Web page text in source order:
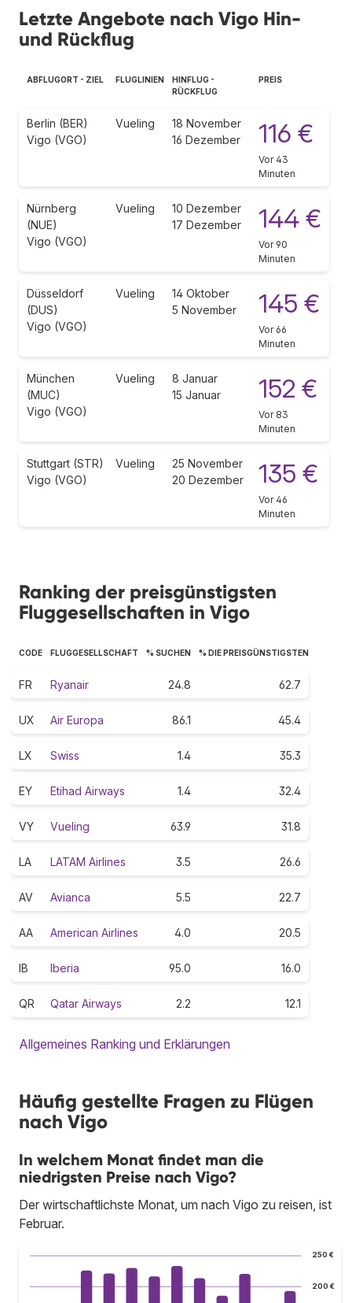
Letzte Angebote nach Vigo Hin-
und Rückflug
ABFLUGORT - ZIEL FLUGLINIEN
HINFLUG -
RÜCKFLUG
PREIS
Berlin (BER)
Vigo (VGO)
Vueling
18 November
16 Dezember
116 €
Vor 43
Minuten
Nürnberg
(NUE)
Vigo (VGO)
Vueling
10 Dezember
17 Dezember
144 €
Vor 90
Minuten
Düsseldorf
(DUS)
Vigo (VGO)
Vueling
14 Oktober
5 November
145 €
Vor 66
Minuten
München
(MUC)
Vigo (VGO)
Vueling
8 Januar
15 Januar
152 €
Vor 83
Minuten
Stuttgart (STR)
Vigo (VGO)
Vueling
25 November
20 Dezember
135 €
Vor 46
Minuten
Ranking der preisgünstigsten
Fluggesellschaften in Vigo
CODE FLUGGESELLSCHAFT % SUCHEN % DIE PREISGÜNSTIGSTEN
FR Ryanair 24.8 62.7
UX Air Europa 86.1 45.4
LX Swiss 1.4 35.3
EY Etihad Airways 1.4 32.4
VY Vueling 63.9 31.8
LA LATAM Airlines 3.5 26.6
AV Avianca 5.5 22.7
AA American Airlines 4.0 20.5
IB Iberia 95.0 16.0
QR Qatar Airways 2.2 12.1
Allgemeines Ranking und Erklärungen
Häufig gestellte Fragen zu Flügen
nach Vigo
In welchem Monat findet man die
niedrigsten Preise nach Vigo?
Der wirtschaftlichste Monat, um nach Vigo zu reisen, ist
Februar.
200 €
250 €